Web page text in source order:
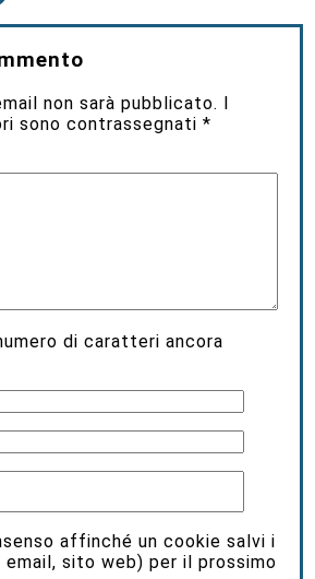
non sarà pubblicato. I
sono contrassegnati*
di caratteri ancora
affinché un cookie salvi i
email, sito web) per il prossimo